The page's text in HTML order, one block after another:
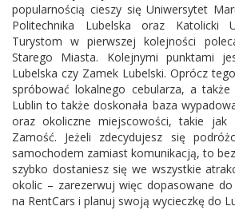
popularnością cieszy się Uniwersytet
Politechnika Lubelska oraz Katolicki
Turystom w pierwszej kolejności
Starego Miasta. Kolejnymi punktami
Lubelska czy Zamek Lubelski. Oprócz
spróbować lokalnego cebularza, a także
Lublin to także doskonała baza
oraz okoliczne miejscowości, takie jak
Zamość. Jeżeli zdecydujesz się
samochodem zamiast komunikacją, to
szybko dostaniesz się we wszystkie
okolic – zarezerwuj więc dopasowane
na RentCars i planuj swoją wycieczkę do